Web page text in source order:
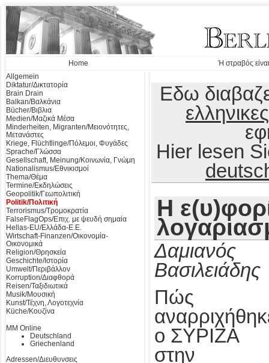
Home
Ή στραβός
Allgemein
Diktatur/Δικτατορία
Brain Drain
Balkan/Βαλκάνια
Bücher/Βιβλια
Medien/Μαζικά Μέσα
Minderheiten, Migranten/Μειονότητες,
Μετανάστες
Kriege, Flüchtlinge/Πόλεμοι, Φυγάδες
Sprache/Γλώσσα
Gesellschaft, Meinung/Κοινωνία, Γνώμη
Nationalismus/Εθνικισμοί
Thema/Θέμα
Termine/Εκδηλώσεις
Geopolitik/Γεωπολιτική
Politik/Πολιτική
Terrorismus/Τρομοκρατία
FalseFlagOps/Επιχ. με ψευδή σημαία
Hellas-EU/Ελλάδα-Ε.Ε.
Wirtschaft-Finanzen/Οικονομία-
Οικονομικά
Religion/Θρησκεία
Geschichte/Ιστορία
Umwelt/Περιβάλλον
Korruption/Διαφθορά
Reisen/Ταξιδιωτικά
Musik/Μουσική
Kunst/Τέχνη, Λογοτεχνία
Küche/Κουζίνα
MM Online
Deutschland
Griechenland
Adressen/Διευθυνσεις
Εδω
ελληνικες
Hier lesen
Η
Δαμιανός
Βασιλειάδης
Πώς
ο ΣΥΡΙΖΑ
στην